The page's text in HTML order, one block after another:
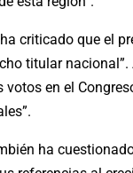
criticado que el
titular
en el
ha